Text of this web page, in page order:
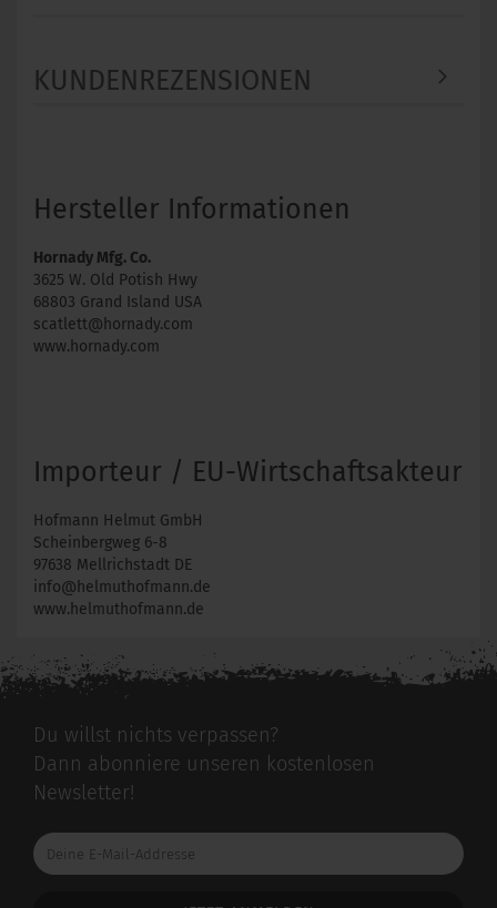
KUNDENREZENSIONEN
Hersteller Informationen
Hornady Mfg. Co.
3625 W. Old Potish Hwy
68803 Grand Island USA
scatlett@hornady.com
www.hornady.com
Importeur / EU-Wirtschaftsakteur
Hofmann Helmut GmbH
Scheinbergweg 6-8
97638 Mellrichstadt DE
info@helmuthofmann.de
www.helmuthofmann.de
Du willst nichts verpassen?
Dann abonniere unseren kostenlosen
Newsletter!
Deine
E-